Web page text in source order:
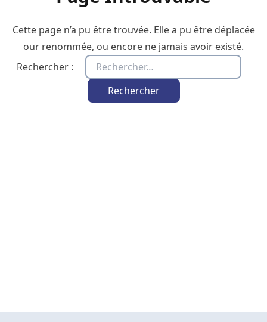
Cette page n’a pu être trouvée. Elle a pu être déplacée
our renommée, ou encore ne jamais avoir existé.
Rechercher :